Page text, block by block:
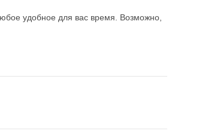
удобное для вас время. Возможно,